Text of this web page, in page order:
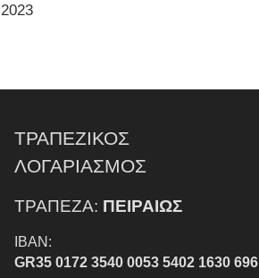
2023
ΤΡΑΠΕΖΙΚΟΣ
ΛΟΓΑΡΙΑΣΜΟΣ
ΤΡΑΠΕΖΑ: ΠΕΙΡΑΙΩΣ
IBAN:
GR35 0172 3540 0053 5402 1630 696